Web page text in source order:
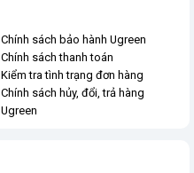
Chính sách bảo hành Ugreen
Chính sách thanh toán
Kiểm tra tình trạng đơn hàng
Chính sách hủy, đổi, trả hàng
Ugreen